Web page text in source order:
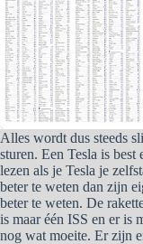
Alles wordt dus steeds
sturen. Een Tesla is
lezen als je Tesla je
beter te weten dan zijn
beter te weten. De
is maar één ISS en er is
nog wat moeite. Er zijn